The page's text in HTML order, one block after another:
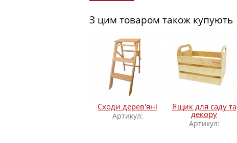
З цим товаром також купують
Сходи дерев'яні
Артикул:
Ящик для саду та
декору
Артикул: